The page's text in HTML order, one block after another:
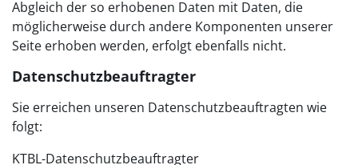
Abgleich der so erhobenen Daten mit Daten, die
möglicherweise durch andere Komponenten unserer
Seite erhoben werden, erfolgt ebenfalls nicht.
Datenschutzbeauftragter
Sie erreichen unseren Datenschutzbeauftragten wie
folgt:
KTBL-Datenschutzbeauftragter